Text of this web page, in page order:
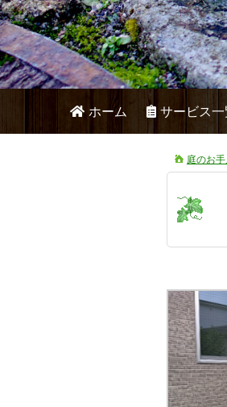
ホーム サービス
庭のお